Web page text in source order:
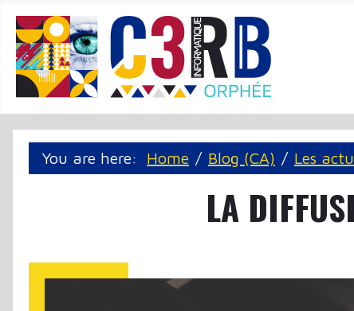
You are here: Home Blog (CA) Les
LA